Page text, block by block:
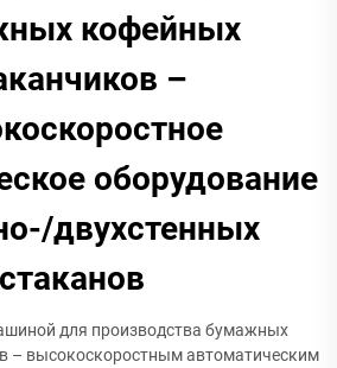
кофейных
–
оборудование
двухстенных
стаканов
для производства бумажных
– высокоскоростным автоматическим